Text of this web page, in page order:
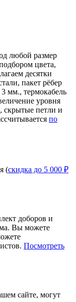
любой размер
цвета,
десятки
пакет рёбер
мм., термокабель
уровня
скрытые петли и
по
(скидка до 5 000 ₽
доборов и
Вы можете
Посмотреть
сайте, могут